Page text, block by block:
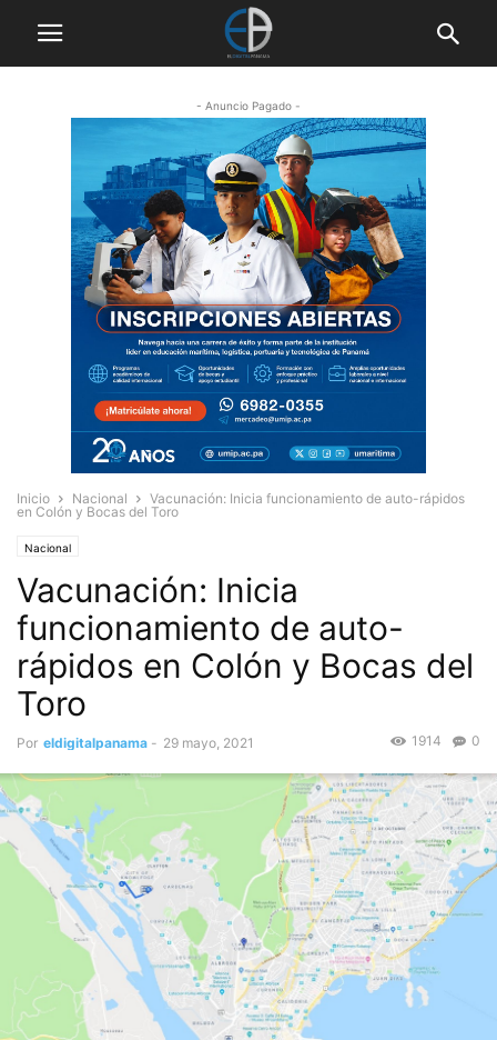
- Anuncio Pagado -
Inicio Nacional
Vacunación: Inicia funcionamiento de auto-rápidos
en Colón y Bocas del Toro
Nacional
Vacunación: Inicia
funcionamiento de auto-
rápidos en Colón y Bocas del
Toro
Por eldigitalpanama - 29 mayo, 2021 0
1914